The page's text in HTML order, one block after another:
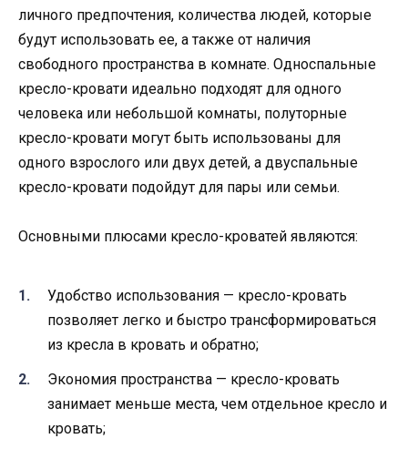
личного предпочтения, количества людей, которые
будут использовать ее, а также от наличия
свободного пространства в комнате. Односпальные
кресло-кровати идеально подходят для одного
человека или небольшой комнаты, полуторные
кресло-кровати могут быть использованы для
одного взрослого или двух детей, а двуспальные
кресло-кровати подойдут для пары или семьи.
Основными плюсами кресло-кроватей являются:
Удобство использования — кресло-кровать
позволяет легко и быстро трансформироваться
из кресла в кровать и обратно;
Экономия пространства — кресло-кровать
занимает меньше места, чем отдельное кресло и
кровать;